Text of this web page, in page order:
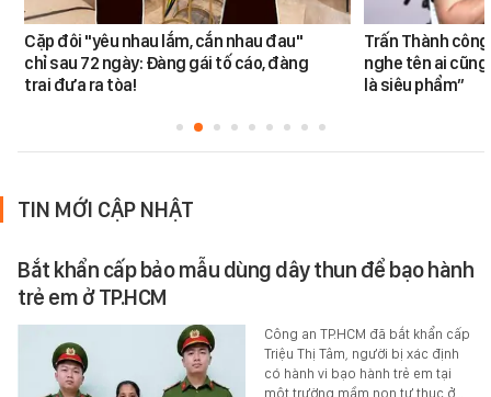
Cặp đôi "yêu nhau lắm, cắn nhau đau"
chỉ sau 72 ngày: Đàng gái tố cáo, đàng
trai đưa ra tòa!
Trấn Thành
nghe tên ai
là siêu phẩm”
TIN MỚI CẬP NHẬT
Bắt khẩn cấp bảo mẫu dùng dây thun để bạo hành
trẻ em ở TP.HCM
Công an TP.HCM đã bắt khẩn cấp
Triệu Thị Tâm, người bị xác định
có hành vi bạo hành trẻ em tại
một trường mầm non tư thục ở…